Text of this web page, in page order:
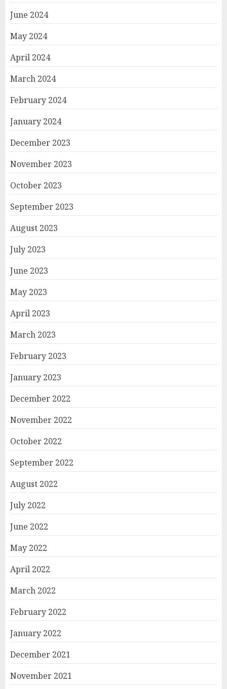
June 2024
May 2024
April 2024
March 2024
February 2024
January 2024
December 2023
November 2023
October 2023
September 2023
August 2023
July 2023
June 2023
May 2023
April 2023
March 2023
February 2023
January 2023
December 2022
November 2022
October 2022
September 2022
August 2022
July 2022
June 2022
May 2022
April 2022
March 2022
February 2022
January 2022
December 2021
November 2021